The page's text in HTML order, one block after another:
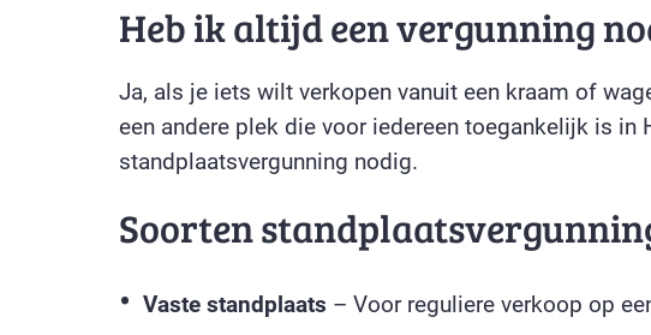
Heb ik altijd een vergunning
Ja, als je iets wilt verkopen vanuit een kraam of
een andere plek die voor iedereen toegankelijk is in
standplaatsvergunning nodig.
Soorten
Vaste standplaats – Voor reguliere verkoop op